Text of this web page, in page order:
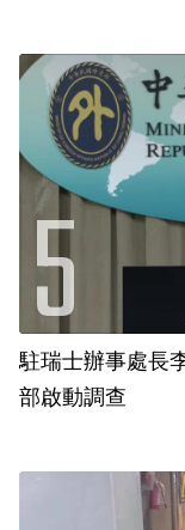
駐瑞士辦事處長
部啟動調查